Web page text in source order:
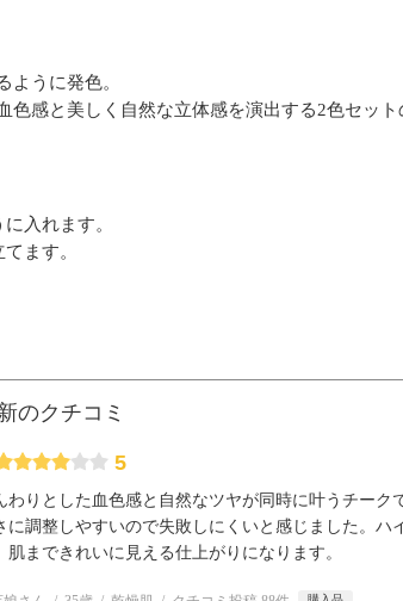
ように発色。
感と美しく自然な立体感を演出する2色セット
入れます。
ます。
のクチコミ
5
わりとした血色感と自然なツヤが同時に叶うチー
に調整しやすいので失敗しにくいと感じました。ハ
肌まできれいに見える仕上がりになります。